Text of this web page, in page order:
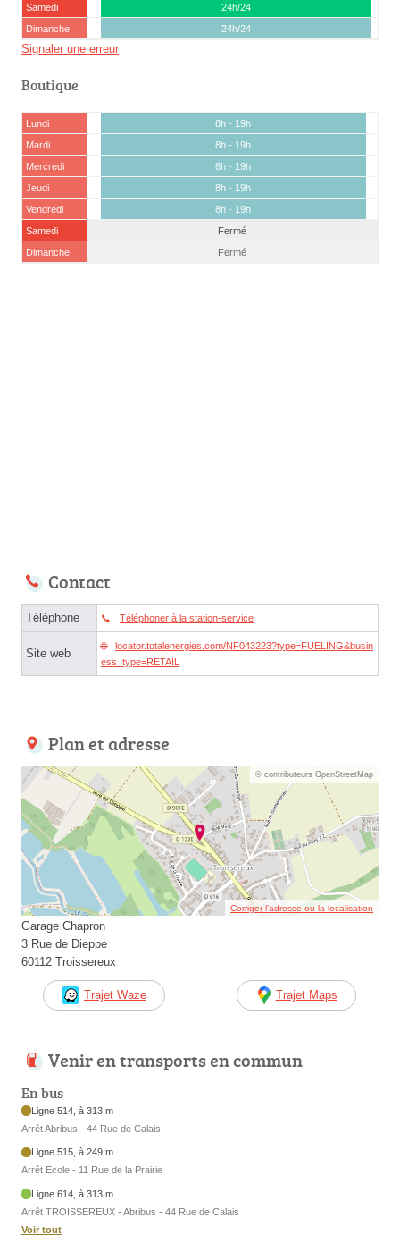
Samedi
24h/24
Dimanche
24h/24
Signaler une erreur
Boutique
Lundi
8h - 19h
Mardi
8h - 19h
Mercredi
8h - 19h
Jeudi
8h - 19h
Vendredi
8h - 19h
Samedi
Fermé
Dimanche
Fermé
Contact
Téléphone Téléphoner à la station-service
Site web
locator.totalenergies.com/NF043223?type=FUELING&busin
ess_type=RETAIL
Plan et adresse
© contributeurs OpenStreetMap
Corriger l’adresse ou la localisation
Garage Chapron
3 Rue de Dieppe
60112 Troissereux
Trajet Waze Trajet Maps
Venir en transports en commun
En bus
Ligne 514, à 313 m
Arrêt Abribus - 44 Rue de Calais
Ligne 515, à 249 m
Arrêt Ecole - 11 Rue de la Prairie
Ligne 614, à 313 m
Arrêt TROISSEREUX - Abribus - 44 Rue de Calais
Voir tout